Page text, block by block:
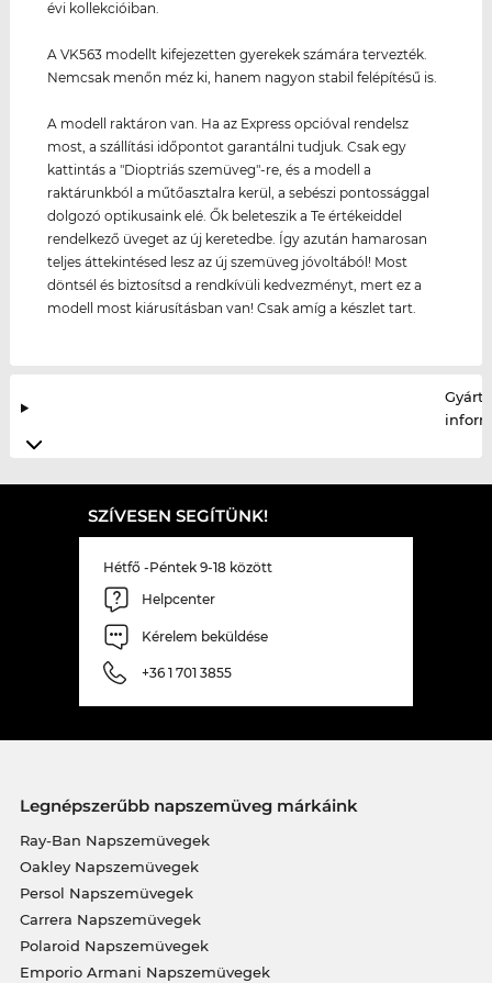
évi kollekcióiban.
A VK563 modellt kifejezetten gyerekek számára tervezték.
Nemcsak menőn méz ki, hanem nagyon stabil felépítésű is.
A modell raktáron van. Ha az Express opcióval rendelsz
most, a szállítási időpontot garantálni tudjuk. Csak egy
kattintás a "Dioptriás szemüveg"-re, és a modell a
raktárunkból a műtőasztalra kerül, a sebészi pontossággal
dolgozó optikusaink elé. Ők beleteszik a Te értékeiddel
rendelkező üveget az új keretedbe. Így azután hamarosan
teljes áttekintésed lesz az új szemüveg jóvoltából! Most
döntsél és biztosítsd a rendkívüli kedvezményt, mert ez a
modell most kiárusításban van! Csak amíg a készlet tart.
SZÍVESEN SEGÍTÜNK!
Hétfő -Péntek 9-18 között
Helpcenter
Kérelem beküldése
+36 1 701 3855
Legnépszerűbb napszemüveg márkáink
Ray-Ban Napszemüvegek
Oakley Napszemüvegek
Persol Napszemüvegek
Carrera Napszemüvegek
Polaroid Napszemüvegek
Emporio Armani Napszemüvegek